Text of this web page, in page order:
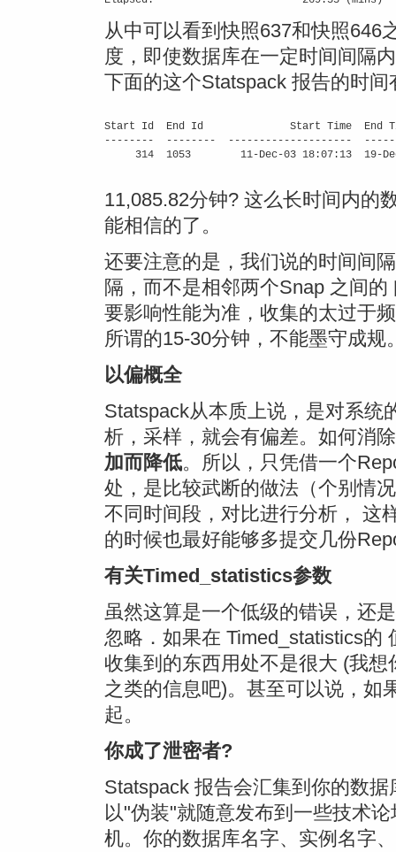
从中可以看到快照637和快照646
度，即使数据库在一定时间间隔
下面的这个Statspack 报告的时间
Start Id  End Id              Start Time
--------  --------  --------------------
314  1053        11-Dec-03 18:07:13  19-
11,085.82分钟? 这么长时间内的
能相信的了。
还要注意的是，我们说的时间间
隔，而不是相邻两个Snap 之间
要影响性能为准，收集的太过于
所谓的15-30分钟，不能墨守成
以偏概全
Statspack从本质上说，是对系统
析，采样，就会有偏差。如何消
加而降低。所以，只凭借一个
处，是比较武断的做法（个别情
不同时间段，对比进行分析， 这
的时候也最好能够多提交几份
有关Timed_statistics参数
虽然这算是一个低级的错误，还
忽略．如果在 Timed_statistics的
收集到的东西用处不是很大 (我
之类的信息吧)。甚至可以说，如
起。
你成了泄密者?
Statspack 报告会汇集到你的数
以"伪装"就随意发布到一些技术
机。你的数据库名字、实例名字